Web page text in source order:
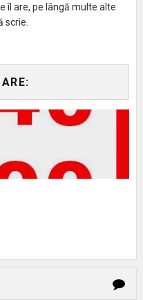
îl are, pe lângă multe alte
scrie.